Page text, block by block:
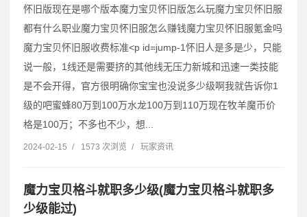
怀旧版现在是哪个版本魔力宝贝怀旧版怎么玩魔力宝贝怀旧服
都有什么职业魔力宝贝怀旧服怎么赚钱魔力宝贝怀旧服氪金吗
魔力宝贝怀旧服收费标准˂p id=jump-1怀旧人是多是少，只能
说一般，1线还是需要挤的其他线无压力新城和迅速一类技能
是不会开得，官方很明确你宝宝也没说多少级啊我就告诉你1
级的吧蜜蜂80万到100万水龙100万到110万现在牧羊魔币价
格是100万；不多也不少，想...
2024-02-15 / 1573 次浏览 / 玩家资讯
魔力宝贝格斗就职多少级(魔力宝贝格斗就职多
少级能过)